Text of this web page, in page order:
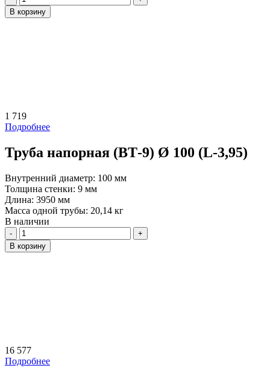
В корзину
1 719
Подробнее
Труба напорная (ВТ-9) Ø 100 (L-3,95)
Внутренний диаметр: 100 мм
Толщина стенки: 9 мм
Длина: 3950 мм
Масса одной трубы: 20,14 кг
В наличии
Количество
В корзину
16 577
Подробнее